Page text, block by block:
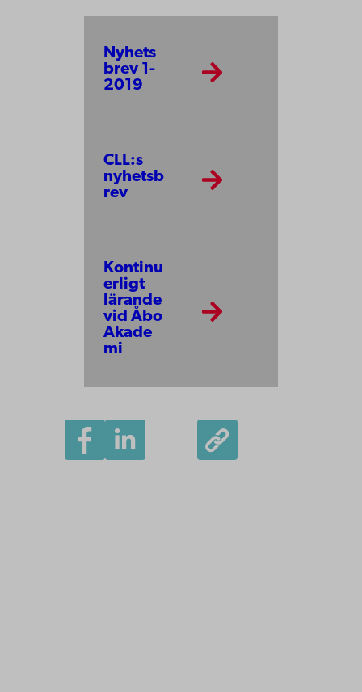
Nyhets
brev 1-
2019
CLL:s
nyhetsb
rev
Kontinu
erligt
lärande
vid Åbo
Akade
mi